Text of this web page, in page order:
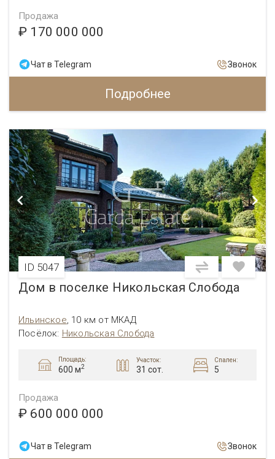
Продажа
₽ 170 000 000
Чат в Telegram Звонок
Подробнее
ID 5047
Дом в поселке Никольская Слобода
Ильинское, 10 км от МКАД
Посёлок: Никольская Слобода
Площадь:
600 м2
Участок:
31 сот.
Спален:
5
Продажа
₽ 600 000 000
Чат в Telegram Звонок